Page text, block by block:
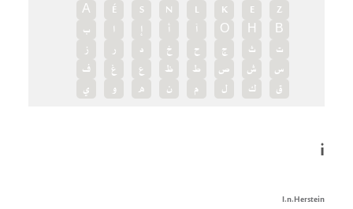
Z
E
K
L
N
S
É
А
В
Н
О آ أ إ ا
ب
ت
ث ج ح خ د ر
ز
س
ش ص ط ظ ع غ
ف
ق
ك ل م ن ه و ي
i
I.n.Herstein